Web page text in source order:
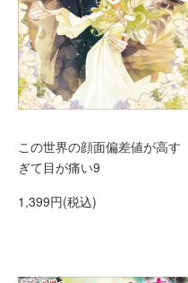
この世界の顔面偏差値が高す
ぎて目が痛い9
1,399円(税込)